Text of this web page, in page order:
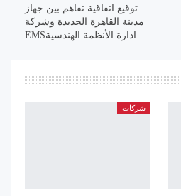
توقيع اتفاقية تفاهم بين جهاز
مدينة القاهرة الجديدة وشركة
ادارة الأنظمة الهندسيةEMS
شركات